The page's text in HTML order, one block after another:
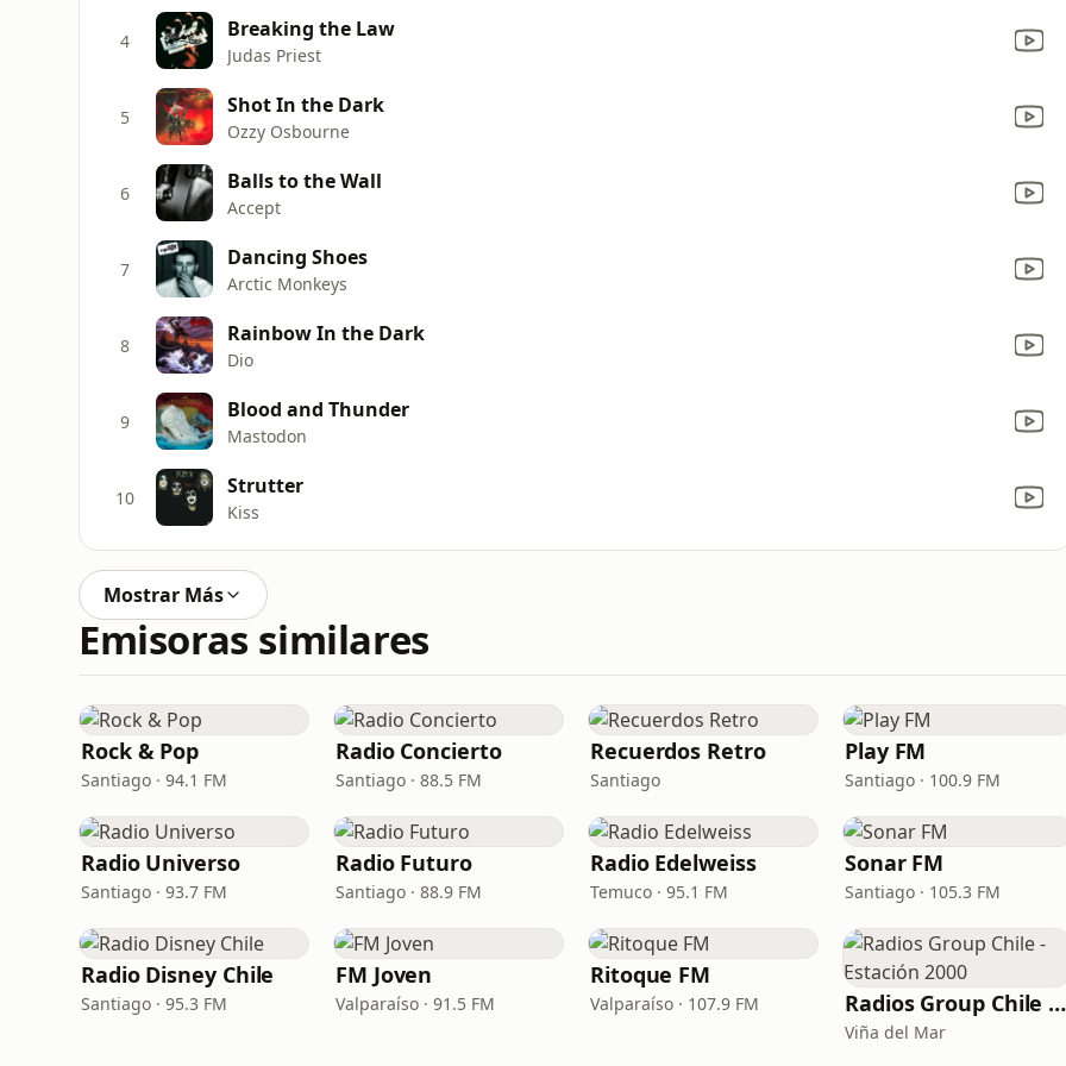
4 Breaking the Law
Judas Priest
5 Shot In the Dark
Ozzy Osbourne
6 Balls to the Wall
Accept
7 Dancing Shoes
Arctic Monkeys
8 Rainbow In the Dark
Dio
9 Blood and Thunder
Mastodon
10 Strutter
Kiss
Mostrar Más
Emisoras similares
Rock & Pop
Santiago · 94.1 FM
Radio Concierto
Santiago · 88.5 FM
Recuerdos Retro
Santiago
Play FM
Santiago · 100.9 FM
Radio Universo
Santiago · 93.7 FM
Radio Futuro
Santiago · 88.9 FM
Radio Edelweiss
Temuco · 95.1 FM
Sonar FM
Santiago · 105.3 FM
Radio Disney Chile
Santiago · 95.3 FM
FM Joven
Valparaíso · 91.5 FM
Ritoque FM
Valparaíso · 107.9 FM Radios Group Chile - Estación 2000
Viña del Mar